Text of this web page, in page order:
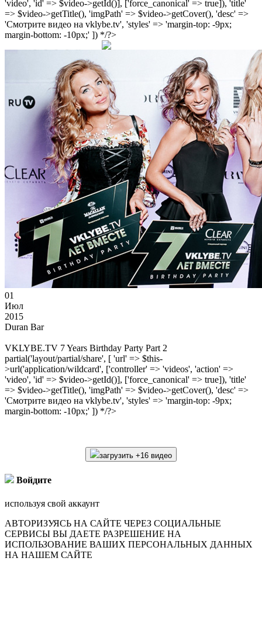
'video', 'id' => $video->getId()], ['force_canonical' => true]), 'title'
=> $video->getTitle(), 'imgPath' => $video->getCover(), 'desc' =>
'Смотрите видео на vklybe.tv', 'styles' => 'margin-top: -9px;
margin-bottom: -10px;' ]) */?>
01
Июл
2015
Duran Bar
VKLYBE.TV 7 Years Birthday Party Part 2
partial('layout/partial/share', [ 'url' => $this-
>url('application/wildcard', ['controller' => 'videos', 'action' =>
'video', 'id' => $video->getId()], ['force_canonical' => true]), 'title'
=> $video->getTitle(), 'imgPath' => $video->getCover(), 'desc' =>
'Смотрите видео на vklybe.tv', 'styles' => 'margin-top: -9px;
margin-bottom: -10px;' ]) */?>
загрузить +16 видео
Войдите
используя свой аккаунт
АВТОРИЗУЯСЬ НА САЙТЕ ЧЕРЕЗ СОЦИАЛЬНЫЕ
СЕРВИСЫ ВЫ ДАЕТЕ РАЗРЕШЕНИЕ НА
ИСПОЛЬЗОВАНИЕ ВАШИХ ПЕРСОНАЛЬНЫХ ДАННЫХ
НА НАШЕМ САЙТЕ